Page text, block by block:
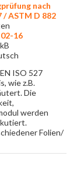
nach
/ ASTM D 882
16
ISO 527
wie z.B.
Die
werden
Folien/